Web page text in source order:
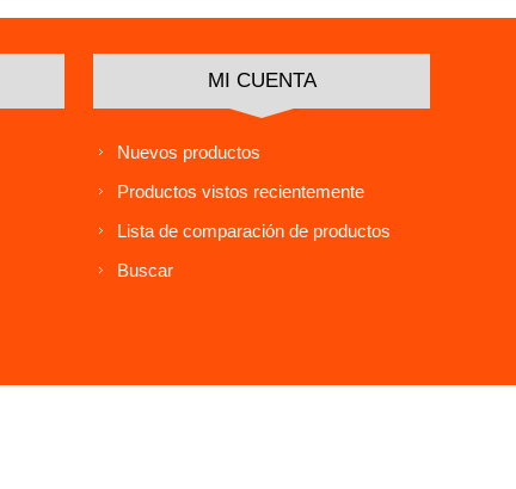
MI CUENTA
Nuevos productos
Productos vistos recientemente
Lista de comparación de productos
Buscar